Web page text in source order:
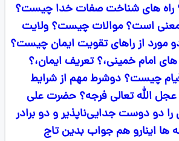
های شناخت صفات خدا چیست؟
است؟ موالات چیست؟ ولایت
مورد از راهای تقویت ایمان چیست؟
امام خمینی،؟ تعریف ایمان،؟
چیست؟ دوشرط مهم از شرایط
الله تعالی فرجه؟ حضرت علی
را دو دوست جدایی‌ناپذیر و دو برادر
ها اینارو هم جواب بدین تاج